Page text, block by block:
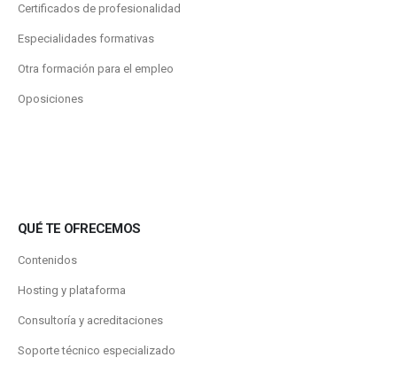
Certificados de profesionalidad
Especialidades formativas
Otra formación para el empleo
Oposiciones
QUÉ TE OFRECEMOS
Contenidos
Hosting y plataforma
Consultoría y acreditaciones
Soporte técnico especializado